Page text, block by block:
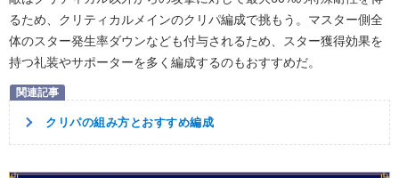
るため、クリティカルメインのクリパ編成で挑もう。マスター側全
体のスター発生率ダウンなども付与されるため、スター獲得効果を
持つ礼装やサポーターを多く編成するのもおすすめだ。
クリパの組み方とおすすめ編成